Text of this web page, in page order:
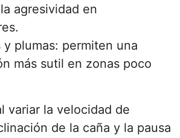
agresividad en
y plumas: permiten una
más sutil en zonas poco
variar la velocidad de
de la caña y la pausa